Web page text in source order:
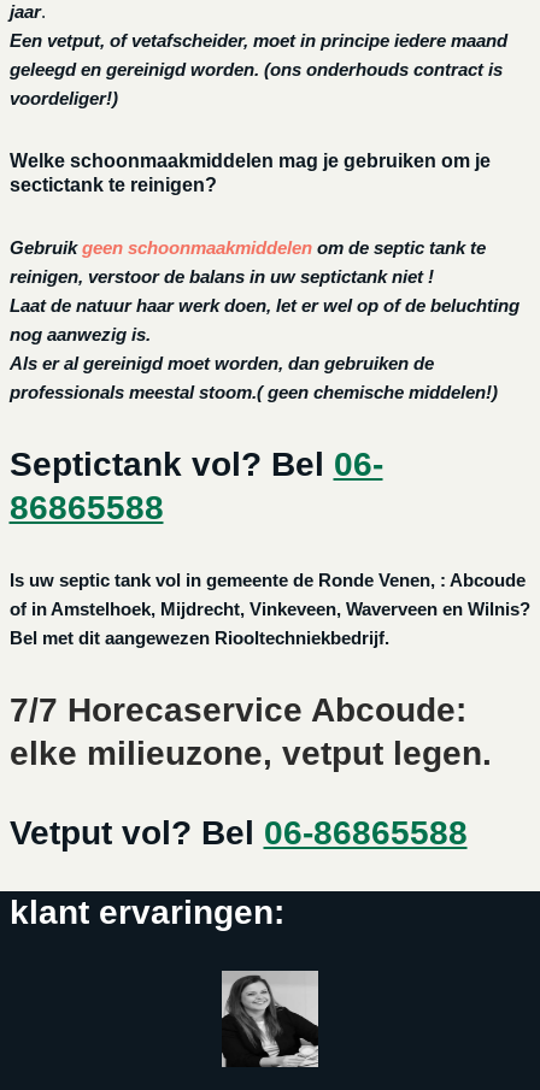
jaar.
Een vetput, of vetafscheider, moet in principe iedere maand
geleegd en gereinigd worden. (ons onderhouds contract is
voordeliger!)
Welke schoonmaakmiddelen mag je gebruiken om je
sectictank te reinigen?
Gebruikgeen schoonmaakmiddelen om de septic tank te
reinigen, verstoor de balans in uw septictank niet !
Laat de natuur haar werk doen, let er wel op of de beluchting
nog aanwezig is.
Als er al gereinigd moet worden, dan gebruiken de
professionals meestal stoom.( geen chemische middelen!)
Septictank vol? Bel 06-
86865588
Is uw septic tank vol in gemeente de Ronde Venen, : Abcoude
of in Amstelhoek, Mijdrecht, Vinkeveen, Waverveen en Wilnis?
Bel met dit aangewezen Riooltechniekbedrijf.
7/7 Horecaservice Abcoude:
elke milieuzone, vetput legen.
Vetput vol? Bel 06-86865588
klant ervaringen: